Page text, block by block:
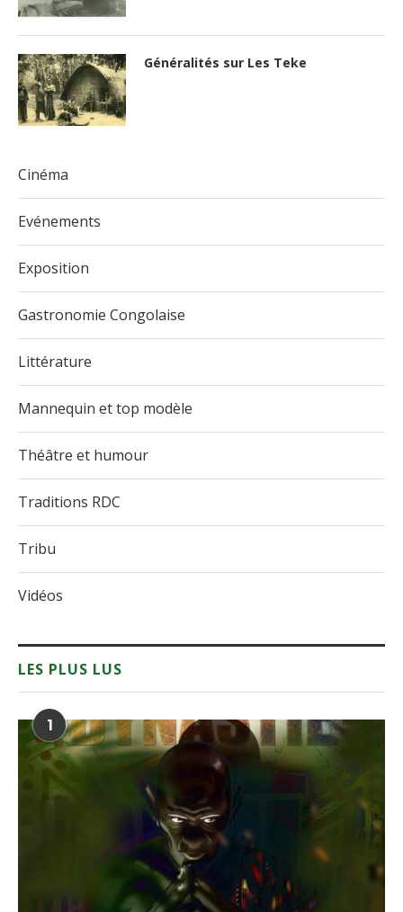
Généralités sur Les Teke
Cinéma
Evénements
Exposition
Gastronomie Congolaise
Littérature
Mannequin et top modèle
Théâtre et humour
Traditions RDC
Tribu
Vidéos
LES PLUS LUS
1